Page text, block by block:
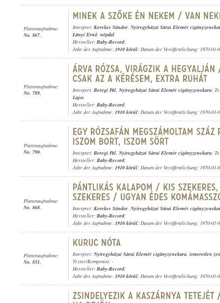
Plattenaufnahme:
No. 867.
Interpret: Kerekes Sándor, Nyiregyházai Sárai Elemér
Lányi Ernő, népdal
Hersteller: Baby-Record;
Jahr der Aufnahme: 1910 körül; Datum der Veröffentlichung: 1970-01-
Plattenaufnahme:
No. 789.
Interpret: Beregi Pál, Nyiregyházai Sárai Elemér cigányzenekara;
Lajos
Hersteller: Baby-Record;
Jahr der Aufnahme: 1910 körül; Datum der Veröffentlichung: 1970-01-
Plattenaufnahme:
No. 790.
Interpret: Beregi Pál, Nyiregyházai Sárai Elemér cigányzenekara;
Hersteller: Baby-Record;
Jahr der Aufnahme: 1910 körül; Datum der Veröffentlichung: 1970-01-
Plattenaufnahme:
No. 868.
Interpret: Kerekes Sándor, Nyiregyházai Sárai Elemér
Hersteller: Baby-Record;
Jahr der Aufnahme: 1910 körül; Datum der Veröffentlichung: 1970-01-
Plattenaufnahme:
No. 851.
Interpret: Nyiregyházai Sárai Elemér cigányzenekara, ismeretlen
Texter/Komponist: -
Hersteller: Baby-Record;
Jahr der Aufnahme: 1910 körül; Datum der Veröffentlichung: 1970-01-